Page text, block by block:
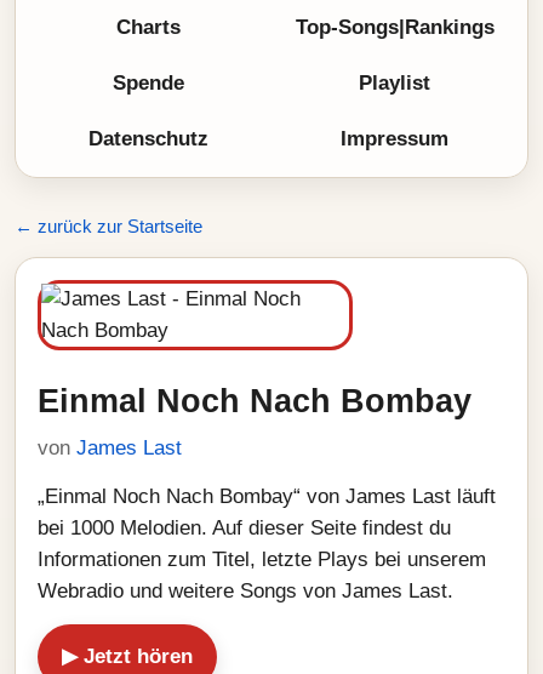
Charts Top-Songs|Rankings
Spende Playlist
Datenschutz Impressum
← zurück zur Startseite
Einmal Noch Nach Bombay
von James Last
„Einmal Noch Nach Bombay“ von James Last läuft
bei 1000 Melodien. Auf dieser Seite findest du
Informationen zum Titel, letzte Plays bei unserem
Webradio und weitere Songs von James Last.
▶ Jetzt hören